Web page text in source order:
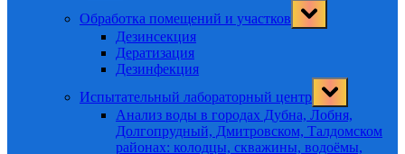
Обработка помещений и участков
Toggle
sub-
Дезинсекция
Дератизация
Дезинфекция
Испытательный лабораторный центр
Toggle
sub-
menu
Анализ воды в городах Дубна, Лобня,
Долгопрудный, Дмитровском, Талдомском
районах: колодцы, скважины, водоёмы,